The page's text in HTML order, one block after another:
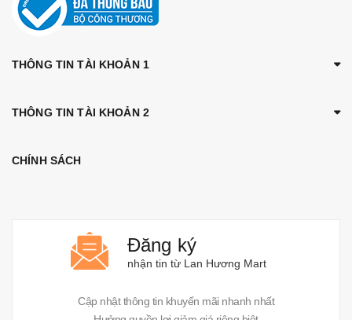
THÔNG TIN TÀI KHOẢN 1
THÔNG TIN TÀI KHOẢN 2
CHÍNH SÁCH
Đăng ký
nhận tin từ Lan Hương Mart
Cập nhật thông tin khuyến mãi nhanh nhất